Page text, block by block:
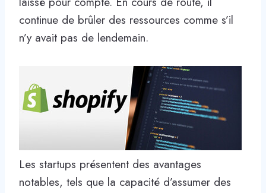
continue de brûler des ressources comme s’il
n’y avait pas de lendemain.
Les startups présentent des avantages
notables, tels que la capacité d’assumer des